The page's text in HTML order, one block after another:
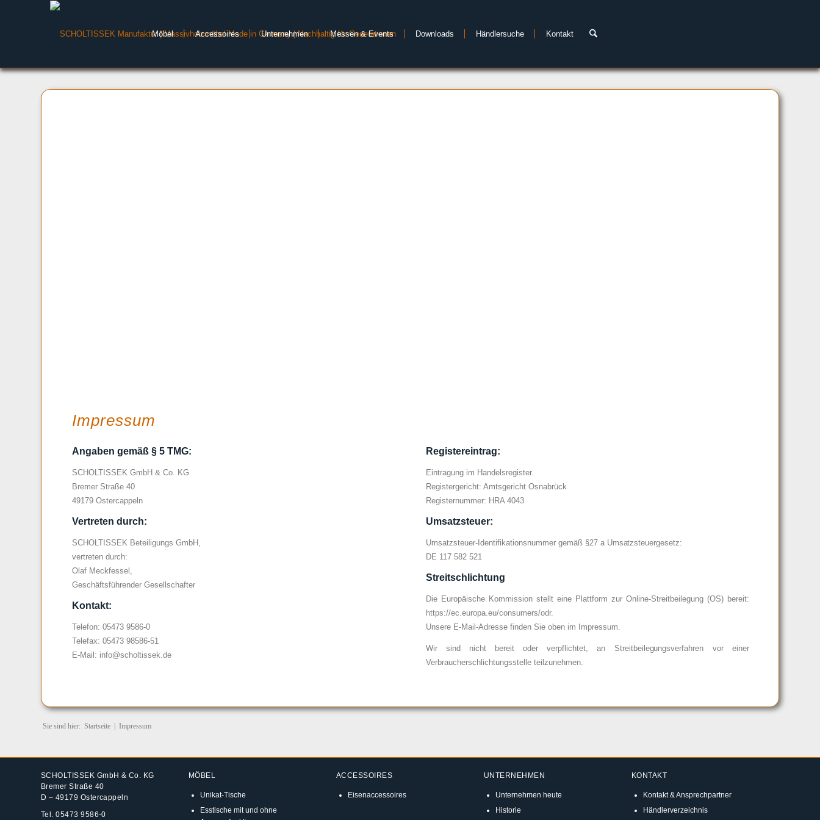
Möbel Accessoires Unternehmen Messen & Events Downloads Händlersuche Kontakt
Impressum
Angaben gemäß § 5 TMG:
SCHOLTISSEK GmbH & Co. KG
Bremer Straße 40
49179 Ostercappeln
Vertreten durch:
SCHOLTISSEK Beteiligungs GmbH,
vertreten durch:
Olaf Meckfessel,
Geschäftsführender Gesellschafter
Kontakt:
Telefon: 05473 9586-0
Telefax: 05473 98586-51
E-Mail: info@scholtissek.de
Registereintrag:
Eintragung im Handelsregister.
Registergericht: Amtsgericht Osnabrück
Registernummer: HRA 4043
Umsatzsteuer:
Umsatzsteuer-Identifikationsnummer gemäß §27 a Umsatzsteuergesetz:
DE 117 582 521
Streitschlichtung
Die Europäische Kommission stellt eine Plattform zur Online-Streitbeilegung (OS) bereit:
https://ec.europa.eu/consumers/odr.
Unsere E-Mail-Adresse finden Sie oben im Impressum.
Wir sind nicht bereit oder verpflichtet, an Streitbeilegungsverfahren vor einer
Verbraucherschlichtungsstelle teilzunehmen.
Sie sind hier: Startseite Impressum
SCHOLTISSEK GmbH & Co. KG
Bremer Straße 40
D – 49179 Ostercappeln
Tel.05473 9586-0
MÖBEL
Unikat-Tische
Esstische mit und ohne
ACCESSOIRES
Eisenaccessoires
UNTERNEHMEN
Unternehmen heute
Historie
KONTAKT
Kontakt & Ansprechpartner
Händlerverzeichnis